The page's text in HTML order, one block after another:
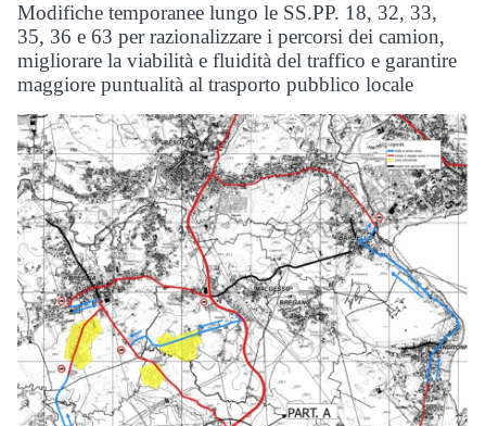
Modifiche temporanee lungo le SS.PP. 18, 32, 33,
35, 36 e 63 per razionalizzare i percorsi dei camion,
migliorare la viabilità e fluidità del traffico e garantire
maggiore puntualità al trasporto pubblico locale